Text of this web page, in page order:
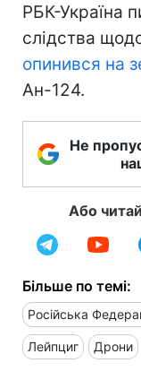
РБК-Україна
слідства
опинився на
Ан-124.
Не
Або
Більше по темі:
Російська
Лейпциг Дрони